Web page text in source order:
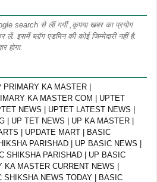
search से लीं गयीं ,कृपया खबर का प्रयोग
इसमें ब्लॉग एडमिन की कोई जिम्मेदारी नहीं है.
होगा.
KA MASTER |
KA MASTER COM | UPTET
NEWS | UPTET LATEST NEWS |
| UP TET NEWS | UP KA MASTER |
| UPDATE MART | BASIC
PARISHAD | UP BASIC NEWS |
SHIKSHA PARISHAD | UP BASIC
MASTER CURRENT NEWS |
SHIKSHA NEWS TODAY | BASIC